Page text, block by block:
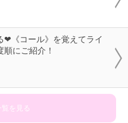
❤《コール》を覚えてライ
にご紹介！
覧を見る